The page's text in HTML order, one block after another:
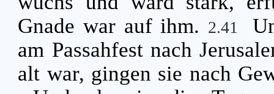
Gnade war auf ihm. 2.41
am Passahfest nach
alt war, gingen sie nach